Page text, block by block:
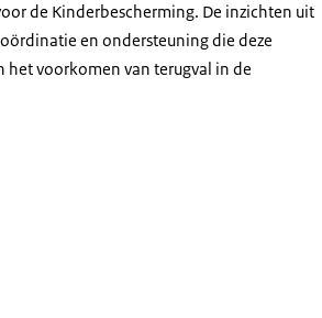
de Kinderbescherming. De inzichten uit
en ondersteuning die deze
voorkomen van terugval in de